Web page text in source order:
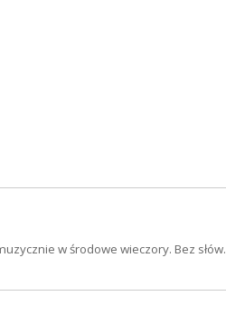
w środowe wieczory. Bez słów.